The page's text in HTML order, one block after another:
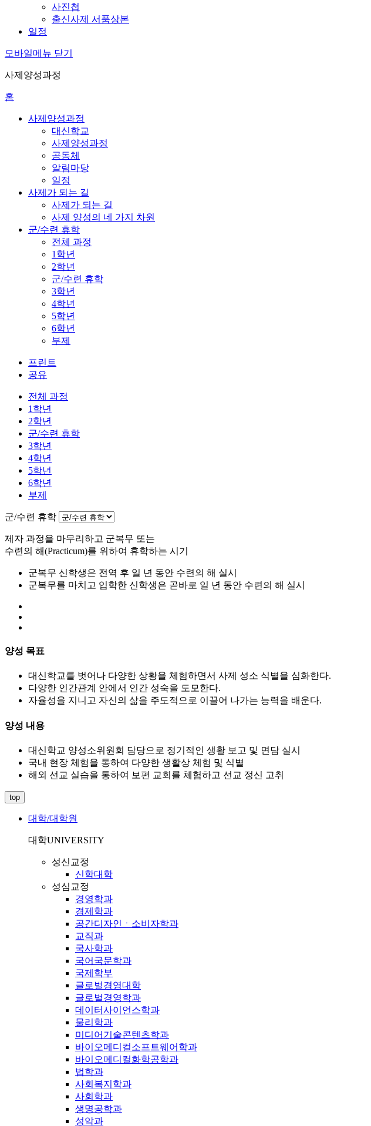
사진첩
출신사제 서품상본
일정
모바일메뉴 닫기
사제양성과정
홈
사제양성과정
대신학교
사제양성과정
공동체
알림마당
일정
사제가 되는 길
사제가 되는 길
사제 양성의 네 가지 차원
군/수련 휴학
전체 과정
1학년
2학년
군/수련 휴학
3학년
4학년
5학년
6학년
부제
프린트
공유
전체 과정
1학년
2학년
군/수련 휴학
3학년
4학년
5학년
6학년
부제
군/수련 휴학
제자 과정을 마무리하고 군복무 또는
수련의 해(Practicum)를 위하여 휴학하는 시기
군복무 신학생은 전역 후 일 년 동안 수련의 해 실시
군복무를 마치고 입학한 신학생은 곧바로 일 년 동안 수련의 해 실시
양성 목표
대신학교를 벗어나 다양한 상황을 체험하면서 사제 성소 식별을 심화한다.
다양한 인간관계 안에서 인간 성숙을 도모한다.
자율성을 지니고 자신의 삶을 주도적으로 이끌어 나가는 능력을 배운다.
양성 내용
대신학교 양성소위원회 담당으로 정기적인 생활 보고 및 면담 실시
국내 현장 체험을 통하여 다양한 생활상 체험 및 식별
해외 선교 실습을 통하여 보편 교회를 체험하고 선교 정신 고취
top
대학/대학원
대학UNIVERSITY
성신교정
신학대학
성심교정
경영학과
경제학과
공간디자인ㆍ소비자학과
교직과
국사학과
국어국문학과
국제학부
글로벌경영대학
글로벌경영학과
데이터사이언스학과
물리학과
미디어기술콘텐츠학과
바이오메디컬소프트웨어학과
바이오메디컬화학공학과
법학과
사회복지학과
사회학과
생명공학과
성악과